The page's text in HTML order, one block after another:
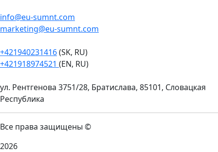
info@eu-sumnt.com
marketing@eu-sumnt.com
+421940231416(SK, RU)
+421918974521 (EN, RU)
ул. Рентгенова 3751/28, Братислава, 85101, Словацкая
Республика
Все права защищены ©
2026